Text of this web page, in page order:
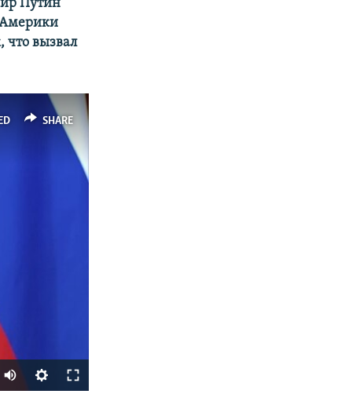
Путин
Америки
что вызвал
SHARE